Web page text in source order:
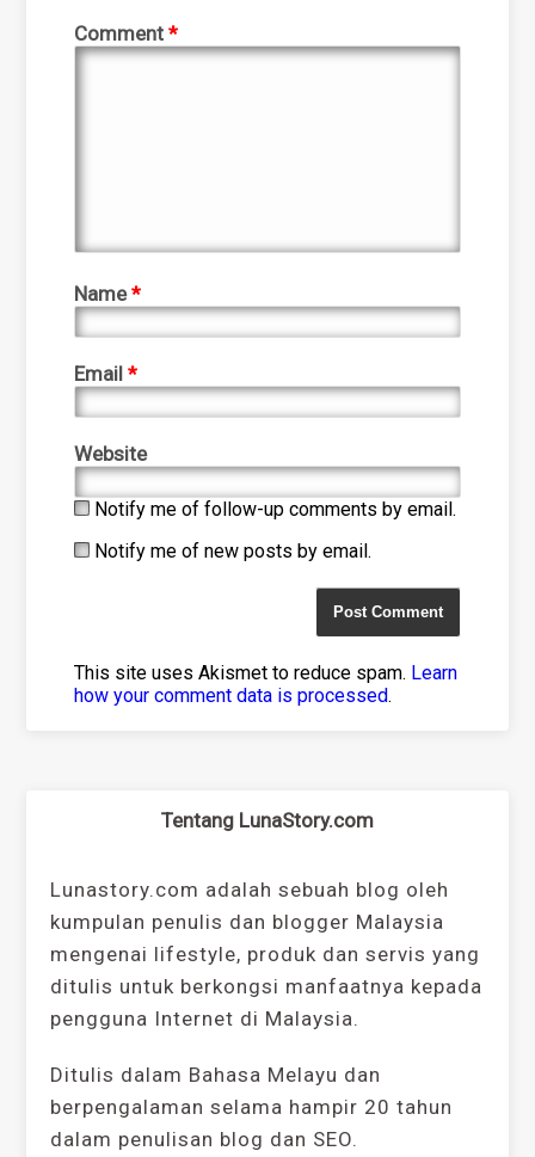
Comment*
Name*
Email*
Website
Notify me of follow-up comments by email.
Notify me of new posts by email.
This site uses Akismet to reduce spam. Learn
how your comment data is processed.
Tentang LunaStory.com
Lunastory.com adalah sebuah blog oleh
kumpulan penulis dan blogger Malaysia
mengenai lifestyle, produk dan servis yang
ditulis untuk berkongsi manfaatnya kepada
pengguna Internet di Malaysia.
Ditulis dalam Bahasa Melayu dan
berpengalaman selama hampir 20 tahun
dalam penulisan blog dan SEO.